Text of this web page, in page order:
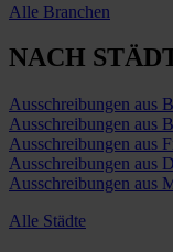
Alle Branchen
NACH
Ausschreibungen aus
Ausschreibungen aus
Ausschreibungen aus
Ausschreibungen aus
Ausschreibungen aus
Alle Städte